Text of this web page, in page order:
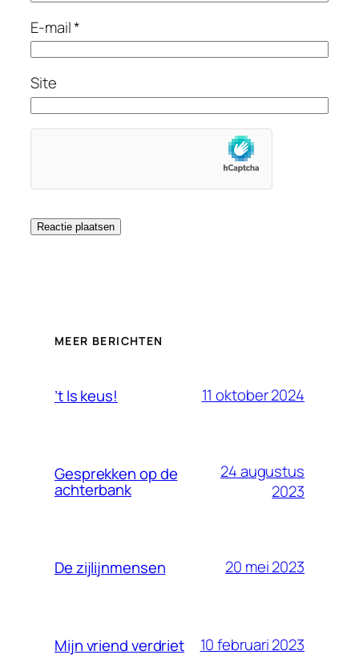
E-mail*
Site
MEER BERICHTEN
’t Is keus! 11 oktober 2024
Gesprekken op de
achterbank
24 augustus
2023
De zijlijnmensen 20 mei 2023
Mijn vriend verdriet 10 februari 2023